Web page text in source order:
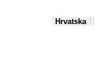
Hrvatska